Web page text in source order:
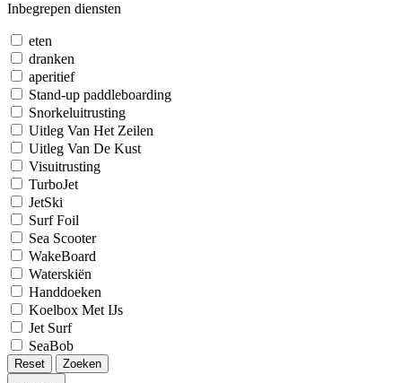
Inbegrepen diensten
eten
dranken
aperitief
Stand-up paddleboarding
Snorkeluitrusting
Uitleg Van Het Zeilen
Uitleg Van De Kust
Visuitrusting
TurboJet
JetSki
Surf Foil
Sea Scooter
WakeBoard
Waterskiën
Handdoeken
Koelbox Met IJs
Jet Surf
SeaBob
Reset Zoeken